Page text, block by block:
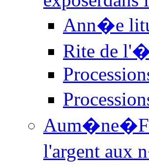
Ann�e
Rite de
Aum�ne
l'argent aux